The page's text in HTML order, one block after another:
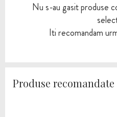
Nu s-au gasit produse
Iti recomandam
Produse recomandate